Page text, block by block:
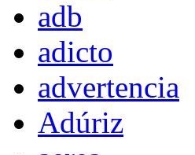
adb
adicto
advertencia
Adúriz